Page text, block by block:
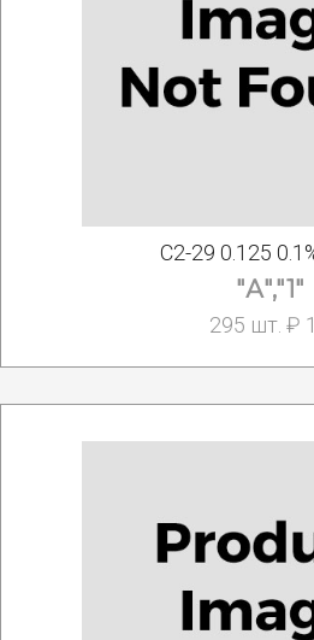
С2-29 0.125
"А","1"
295 шт. ₽